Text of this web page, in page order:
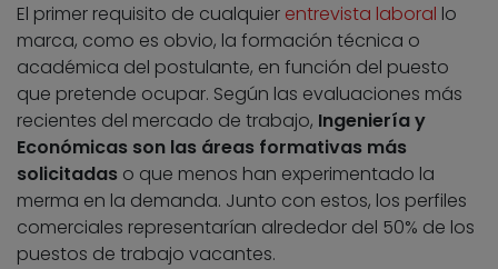
El primer requisito de cualquier entrevista laboral lo
marca, como es obvio, la formación técnica o
académica del postulante, en función del puesto
que pretende ocupar. Según las evaluaciones más
recientes del mercado de trabajo, Ingeniería y
Económicas son las áreas formativas más
solicitadas o que menos han experimentado la
merma en la demanda. Junto con estos, los perfiles
comerciales representarían alrededor del 50% de los
puestos de trabajo vacantes.